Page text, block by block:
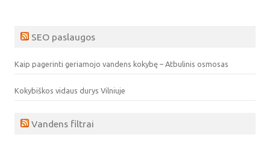
SEO paslaugos
Kaip pagerinti geriamojo vandens kokybę – Atbulinis osmosas
Kokybiškos vidaus durys Vilniuje
Vandens filtrai